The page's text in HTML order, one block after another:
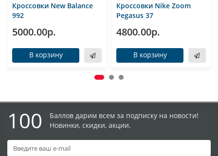
Кроссовки New Balance
992
5000.00р.
В корзину
Кроссовки Nike Zoom
Pegasus 37
4800.00р.
В корзину
100
Баллов дарим всем за подписку на новости!
Новинки, скидки, акции.